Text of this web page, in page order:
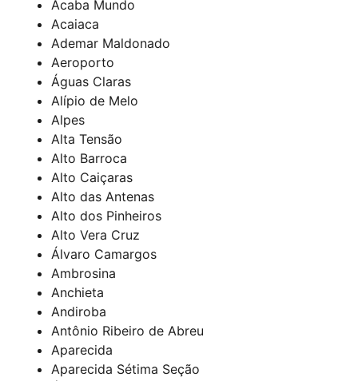
Acaba Mundo
Acaiaca
Ademar Maldonado
Aeroporto
Águas Claras
Alípio de Melo
Alpes
Alta Tensão
Alto Barroca
Alto Caiçaras
Alto das Antenas
Alto dos Pinheiros
Alto Vera Cruz
Álvaro Camargos
Ambrosina
Anchieta
Andiroba
Antônio Ribeiro de Abreu
Aparecida
Aparecida Sétima Seção